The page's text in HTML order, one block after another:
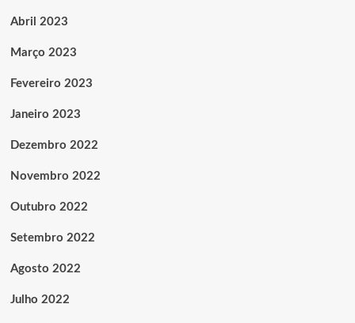
Abril 2023
Março 2023
Fevereiro 2023
Janeiro 2023
Dezembro 2022
Novembro 2022
Outubro 2022
Setembro 2022
Agosto 2022
Julho 2022